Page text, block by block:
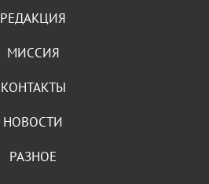
РЕДАКЦИЯ
МИССИЯ
КОНТАКТЫ
НОВОСТИ
РАЗНОЕ